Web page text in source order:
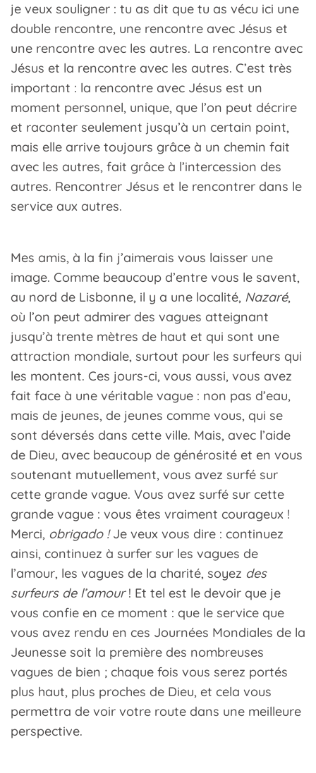
je veux souligner : tu as dit que tu as vécu ici une
double rencontre, une rencontre avec Jésus et
une rencontre avec les autres. La rencontre avec
Jésus et la rencontre avec les autres. C’est très
important : la rencontre avec Jésus est un
moment personnel, unique, que l’on peut décrire
et raconter seulement jusqu’à un certain point,
mais elle arrive toujours grâce à un chemin fait
avec les autres, fait grâce à l’intercession des
autres. Rencontrer Jésus et le rencontrer dans le
service aux autres.
Mes amis, à la fin j’aimerais vous laisser une
image. Comme beaucoup d’entre vous le savent,
au nord de Lisbonne, il y a une localité, Nazaré,
où l’on peut admirer des vagues atteignant
jusqu’à trente mètres de haut et qui sont une
attraction mondiale, surtout pour les surfeurs qui
les montent. Ces jours-ci, vous aussi, vous avez
fait face à une véritable vague : non pas d’eau,
mais de jeunes, de jeunes comme vous, qui se
sont déversés dans cette ville. Mais, avec l’aide
de Dieu, avec beaucoup de générosité et en vous
soutenant mutuellement, vous avez surfé sur
cette grande vague. Vous avez surfé sur cette
grande vague : vous êtes vraiment courageux !
Merci, obrigado !Je veux vous dire : continuez
ainsi, continuez à surfer sur les vagues de
l’amour, les vagues de la charité, soyez des
surfeurs de l’amour! Et tel est le devoir que je
vous confie en ce moment : que le service que
vous avez rendu en ces Journées Mondiales de la
Jeunesse soit la première des nombreuses
vagues de bien ; chaque fois vous serez portés
plus haut, plus proches de Dieu, et cela vous
permettra de voir votre route dans une meilleure
perspective.